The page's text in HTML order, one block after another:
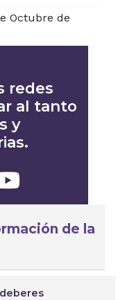
de la
Octubre de
redes
al tanto
y